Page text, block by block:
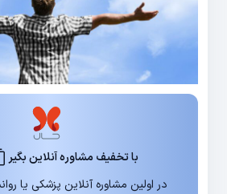
با تخفیف مشاوره آنلاین بگیر